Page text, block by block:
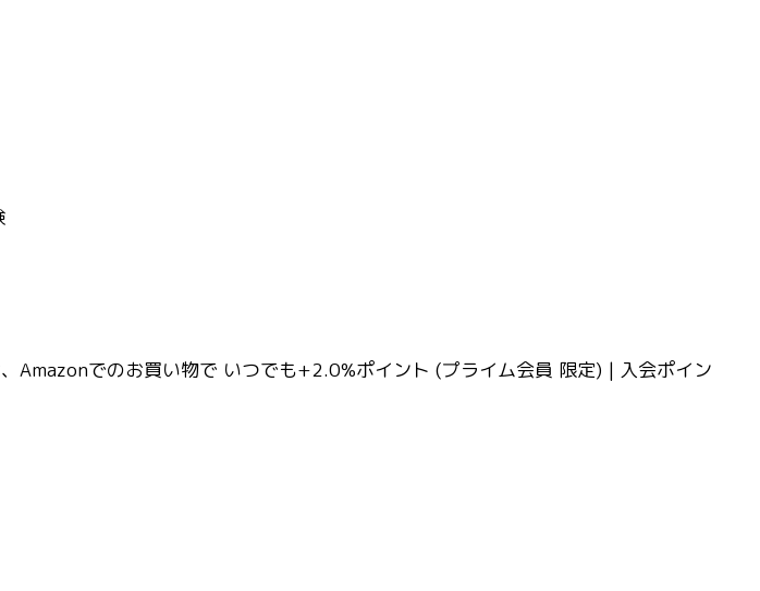
Amazonでのお買い物で いつでも+2.0%ポイント (プライム会員 限定) | 入会ポイン